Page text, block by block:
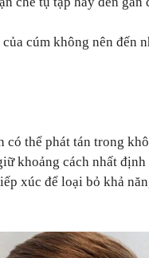
cúm không nên đến
có thể phát tán trong
khoảng cách nhất
xúc để loại bỏ khả